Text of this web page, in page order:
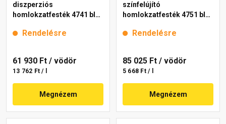
diszperziós
homlokzatfesték 4741 blue
Rendelésre
61 930 Ft / vödör
13 762 Ft / l
Megnézem
színfelújító
homlokzatfesték 4751 blue
Rendelésre
85 025 Ft / vödör
5 668 Ft / l
Megnézem